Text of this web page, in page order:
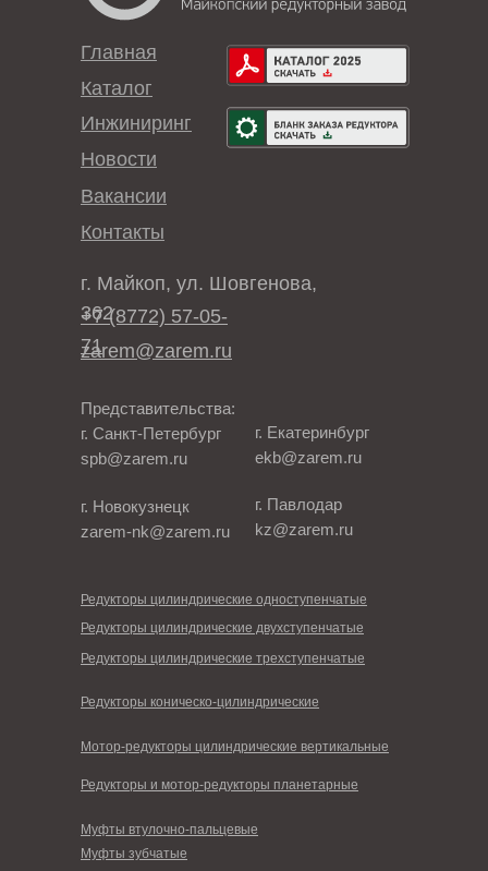
+7 (8772) 57-05-
71
Каталог
Инжиниринг
Контакты
Главная
Новости
Вакансии
zarem@zarem.ru
Редукторы цилиндрические одноступенчатые
Редукторы цилиндрические двухступенчатые
Редукторы цилиндрические трехступенчатые
Редукторы коническо-цилиндрические
Мотор-редукторы цилиндрические вертикальные
Редукторы и мотор-редукторы планетарные
Муфты зубчатые
Муфты втулочно-пальцевые
г. Майкоп, ул. Шовгенова,
362
Представительства:
г. Санкт-Петербург
spb@zarem.ru
г. Екатеринбург
ekb@zarem.ru
г. Новокузнецк
zarem-nk@zarem.ru
г. Павлодар
kz@zarem.ru